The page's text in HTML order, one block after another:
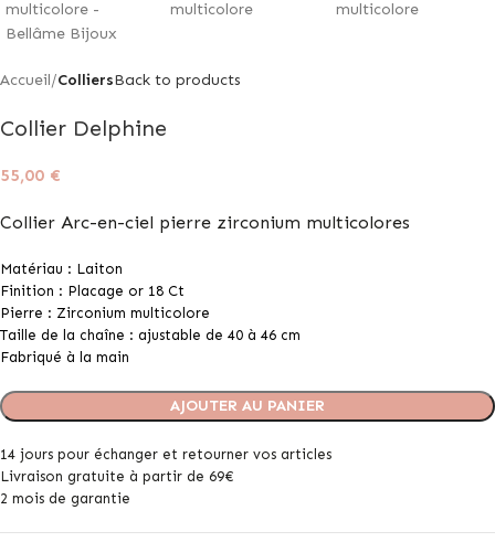
Accueil ColliersBack to products
Collier Delphine
55,00 €
Collier Arc-en-ciel pierre zirconium multicolores
Matériau : Laiton
Finition : Placage or 18 Ct
Pierre : Zirconium multicolore
Taille de la chaîne : ajustable de 40 à 46 cm
Fabriqué à la main
AJOUTER AU PANIER
14 jours pour échanger et retourner vos articles
Livraison gratuite à partir de 69€
2 mois de garantie